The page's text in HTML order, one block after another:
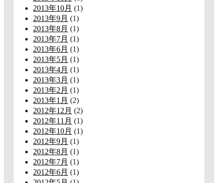
2013年10月 (1)
2013年9月 (1)
2013年8月 (1)
2013年7月 (1)
2013年6月 (1)
2013年5月 (1)
2013年4月 (1)
2013年3月 (1)
2013年2月 (1)
2013年1月 (2)
2012年12月 (2)
2012年11月 (1)
2012年10月 (1)
2012年9月 (1)
2012年8月 (1)
2012年7月 (1)
2012年6月 (1)